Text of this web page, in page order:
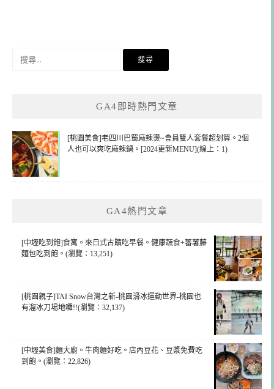
GA4即時熱門文章
[桃園美食]老四川巴蜀麻辣燙~會員雙人套餐超划算。2個
人也可以爽吃麻辣鍋。[2024更新MENU](線上：1)
GA4熱門文章
[中壢吃到飽]食寓。來日式古蹟吃早餐。健康蔬食+蕃薯藤
麵包吃到飽。(瀏覽：13,251)
[桃園親子]TAI Snow台灣之新-桃園滑冰運動世界-桃園也
有溜冰刀場地囉!!(瀏覽：32,137)
[中壢美食]麵大廚。牛肉麵好吃。店內豆花、豆漿免費吃
到飽。(瀏覽：22,826)